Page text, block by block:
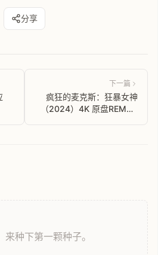
分享
下一篇
疯狂的麦克斯：狂暴女神
（2024）4K 原盘REMUX
来种下第一颗种子。